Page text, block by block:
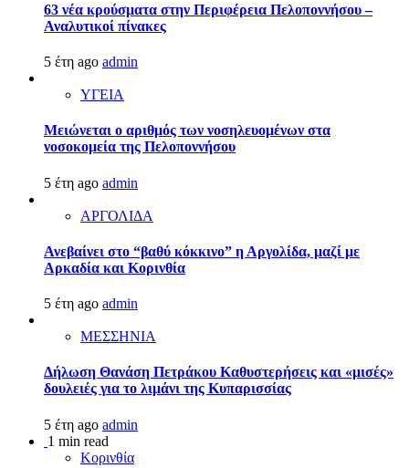
63 νέα κρούσματα στην Περιφέρεια Πελοποννήσου –
Αναλυτικοί πίνακες
5 έτη ago admin
ΥΓΕΙΑ
Μειώνεται ο αριθμός των νοσηλευομένων στα
νοσοκομεία της Πελοποννήσου
5 έτη ago admin
ΑΡΓΟΛΙΔΑ
Ανεβαίνει στο “βαθύ κόκκινο” η Αργολίδα, μαζί με
Αρκαδία και Κορινθία
5 έτη ago admin
ΜΕΣΣΗΝΙΑ
Δήλωση Θανάση Πετράκου Καθυστερήσεις και «μισές»
δουλειές για το λιμάνι της Κυπαρισσίας
5 έτη ago admin
1 min read
Κορινθία